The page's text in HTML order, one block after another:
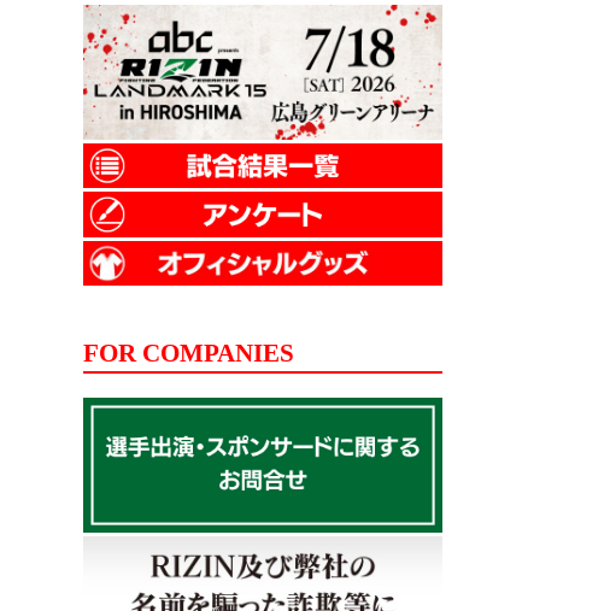
FOR COMPANIES